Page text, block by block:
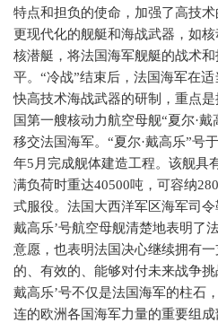
特点和担负的使命，加强了高技
更现代化的舰艇和海战武器，如
核潜艇，将法国海军舰艇的战术
平。“冷战”结束后，法国海军在
快高技术海战武器的研制，重点
国第一艘核动力航空母舰“夏尔·
移交法国海军。“夏尔·戴高乐”号于
年5月完成舰体建造工程。该舰具
满负荷时重达40500吨，可容纳
式服役。法国大西洋军区海军司令
戴高乐’号航空母舰清楚地表明了
意愿，也表明法国决心继续拥有
的、有效的、能够对付未来战争挑
戴高乐’号不仅是法国海军的柱石
连的欧洲各国海军力量的重要组